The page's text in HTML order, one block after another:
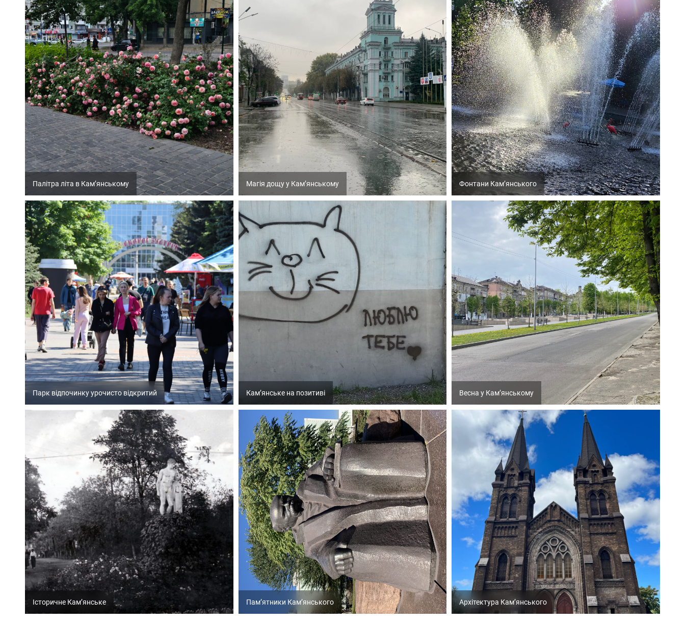
Палітра літа в Кам’янському Магія дощу у Кам’янському Фонтани Кам’янського
Парк відпочинку урочисто відкритий Кам’янське на позитиві Весна у Кам’янському
Історичне Кам’янське Пам’ятники Кам’янського Архітектура Кам’янського